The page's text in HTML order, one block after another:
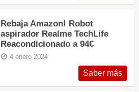
Rebaja Amazon! Robot
aspirador Realme TechLife
Reacondicionado a 94€
4 enero 2024
Saber más